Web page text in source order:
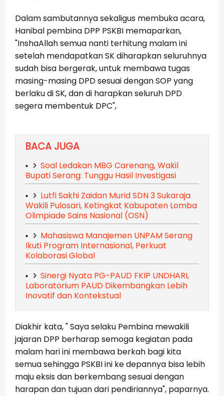
Dalam sambutannya sekaligus membuka acara,
Hanibal pembina DPP PSKBI memaparkan,
"InshaAllah semua nanti terhitung malam ini
setelah mendapatkan SK diharapkan seluruhnya
sudah bisa bergerak, untuk membawa tugas
masing-masing DPD sesuai dengan SOP yang
berlaku di SK, dan di harapkan seluruh DPD
segera membentuk DPC",
BACA JUGA
Soal Ledakan MBG Carenang, Wakil
Bupati Serang: Tunggu Hasil Investigasi
Lutfi Sakhi Zaidan Murid SDN 3 Sukaraja
Wakili Pulosari, Ketingkat Kabupaten Lomba
Olimpiade Sains Nasional (OSN)
Mahasiswa Manajemen UNPAM Serang
Ikuti Program Internasional, Perkuat
Kolaborasi Global
Sinergi Nyata PG-PAUD FKIP UNDHARI,
Laboratorium PAUD Dikembangkan Lebih
Inovatif dan Kontekstual
Diakhir kata, " Saya selaku Pembina mewakili
jajaran DPP berharap semoga kegiatan pada
malam hari ini membawa berkah bagi kita
semua sehingga PSKBI ini ke depannya bisa lebih
maju eksis dan berkembang sesuai dengan
harapan dan tujuan dari pendiriannya", paparnya.